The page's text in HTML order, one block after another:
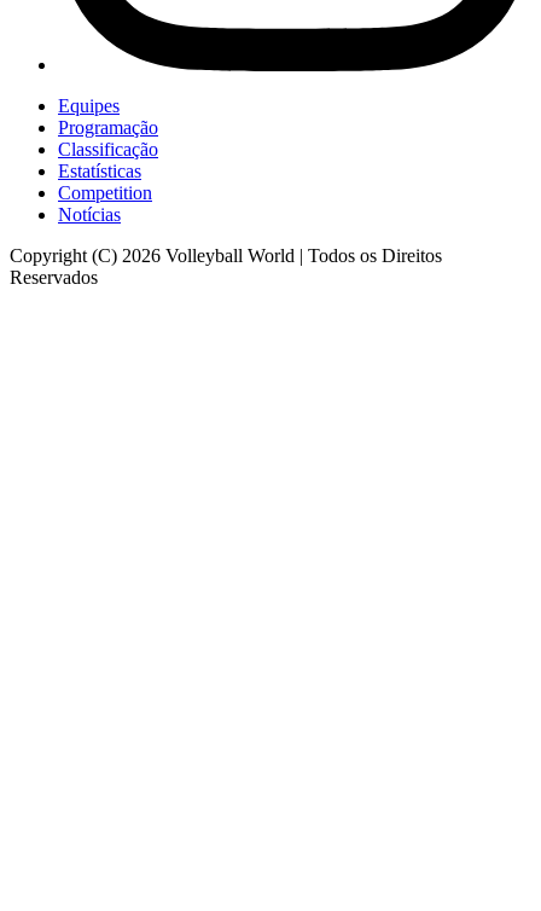
Equipes
Programação
Classificação
Estatísticas
Competition
Notícias
Copyright (C) 2026 Volleyball World | Todos os Direitos
Reservados